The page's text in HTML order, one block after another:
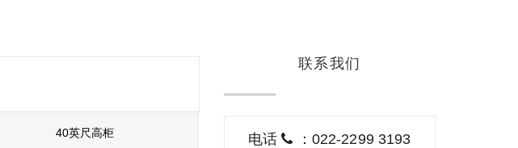
40英尺高柜
联系我们
电话 ：022-2299 3193